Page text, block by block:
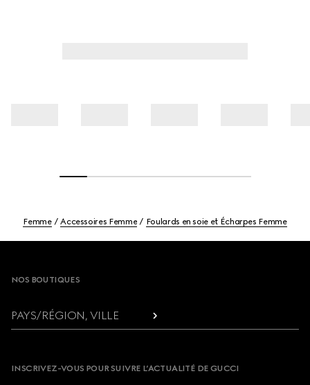
Femme Accessoires Femme Foulards en soie et Écharpes Femme
NOS BOUTIQUES
PAYS/RÉGION, VILLE
INSCRIVEZ-VOUS POUR SUIVRE L’ACTUALITÉ DE GUCCI